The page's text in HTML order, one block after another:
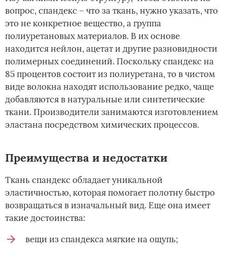
вопрос, спандекс – что за ткань, нужно указать, что
это не конкретное вещество, а группа
полиуретановых материалов. В их основе
находится нейлон, ацетат и другие разновидности
полимерных соединений. Поскольку спандекс на
85 процентов состоит из полиуретана, то в чистом
виде волокна находят использование редко, чаще
добавляются в натуральные или синтетические
ткани. Производители занимаются изготовлением
эластана посредством химических процессов.
Преимущества и недостатки
Ткань спандекс обладает уникальной
эластичностью, которая помогает полотну быстро
возвращаться в изначальный вид. Еще она имеет
такие достоинства:
вещи из спандекса мягкие на ощупь;